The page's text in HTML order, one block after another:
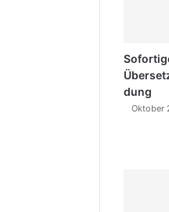
dung
Oktober